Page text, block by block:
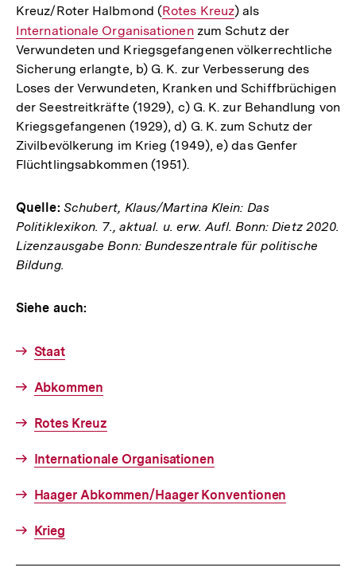
Kreuz/Roter Halbmond (Interner
Link:
Rotes Kreuz) als
Link:
Internationale Organisationenzum Schutz der
Verwundeten und Kriegsgefangenen völkerrechtliche
Sicherung erlangte, b) G. K. zur Verbesserung des
Loses der Verwundeten, Kranken und Schiffbrüchigen
der Seestreitkräfte (1929), c) G. K. zur Behandlung von
Kriegsgefangenen (1929), d) G. K. zum Schutz der
Zivilbevölkerung im Krieg (1949), e) das Genfer
Flüchtlingsabkommen (1951).
Quelle: Schubert, Klaus/Martina Klein: Das
Politiklexikon. 7., aktual. u. erw. Aufl. Bonn: Dietz 2020.
Lizenzausgabe Bonn: Bundeszentrale für politische
Bildung.
Siehe auch:
Staat
Abkommen
Rotes Kreuz
Internationale Organisationen
Haager Abkommen/Haager Konventionen
Krieg